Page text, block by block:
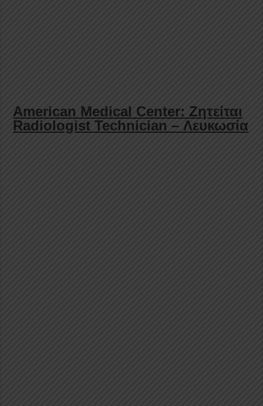
American Medical Center: Ζητείται
Radiologist Technician – Λευκωσία